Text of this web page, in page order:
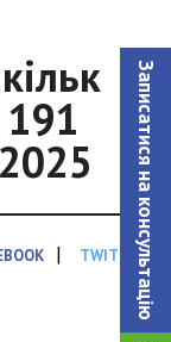
Записатися на консультацiю
| TWITTER